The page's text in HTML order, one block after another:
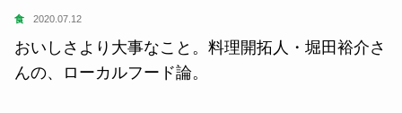
食 2020.07.12
おいしさより大事なこと。料理開拓人・堀田裕介さ
んの、ローカルフード論。